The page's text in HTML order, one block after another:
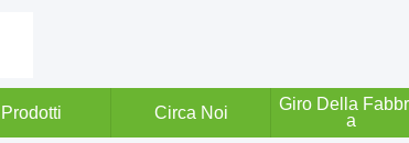
Prodotti Circa Noi
Giro Della
A